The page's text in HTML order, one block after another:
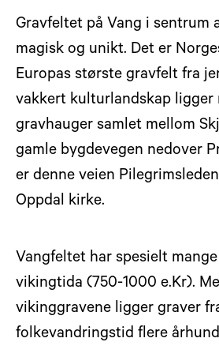
Gravfeltet på Vang i sentrum
magisk og unikt. Det er
Europas største gravfelt fra
vakkert kulturlandskap ligger
gravhauger samlet mellom
gamle bygdevegen nedover
er denne veien
Oppdal kirke.
Vangfeltet har spesielt
vikingtida (750-1000 e.Kr).
vikinggravene ligger graver
folkevandringstid flere